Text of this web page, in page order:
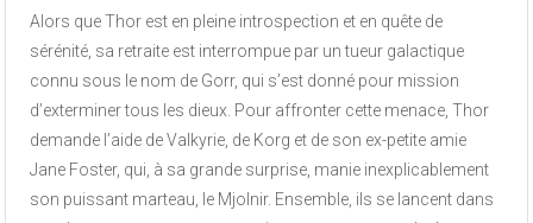
Alors que Thor est en pleine introspection et en quête de
sérénité, sa retraite est interrompue par un tueur galactique
connu sous le nom de Gorr, qui s’est donné pour mission
d’exterminer tous les dieux. Pour affronter cette menace, Thor
demande l’aide de Valkyrie, de Korg et de son ex-petite amie
Jane Foster, qui, à sa grande surprise, manie inexplicablement
son puissant marteau, le Mjolnir. Ensemble, ils se lancent dans